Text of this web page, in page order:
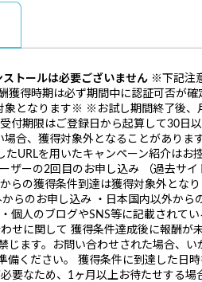
ストールは必要ございません ※下記注
得時期は必ず期間中に認証可否が確
となります※ ※お試し期間終了後、
付期限はご登録日から起算して30日
合、獲得対象外となることがありま
URLを用いたキャンペーン紹介は
ーの2回目のお申し込み （過去サ
らの獲得条件到達は獲得対象外とな
らのお申し込み ・日本国内以外から
個人のブログやSNS等に記載されて
に関して 獲得条件達成後に報酬が
ます。お問い合わせされた場合、
ください。 獲得条件に到達した日
要なため、1ヶ月以上お待たせする場